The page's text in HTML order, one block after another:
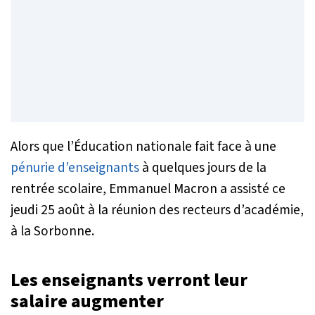
Alors que l’Éducation nationale fait face à une
pénurie d’enseignantsà quelques jours de la
rentrée scolaire, Emmanuel Macron a assisté ce
jeudi 25 août à la réunion des recteurs d’académie,
à la Sorbonne.
Les enseignants verront leur
salaire augmenter